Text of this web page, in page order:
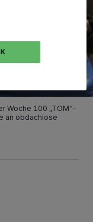
Woche 100 „TOM“-
an obdachlose